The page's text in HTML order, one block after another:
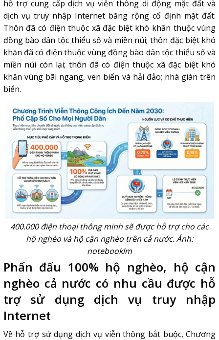
hỗ trợ cung cấp dịch vụ viễn thông di động mặt đất và
dịch vụ truy nhập Internetbăng rộng cố định mặt đất:
Thôn đã có điện thuộc xã đặc biệt khó khăn thuộc vùng
đồng bào dân tộc thiểu số và miền núi; thôn đặc biệt khó
khăn đã có điện thuộc vùng đồng bào dân tộc thiểu số và
miền núi còn lại; thôn đã có điện thuộc xã đặc biệt khó
khăn vùng bãi ngang, ven biển và hải đảo; nhà giàn trên
biển.
400.000 điện thoại thông minh sẽ được hỗ trợ cho các
hộ nghèo và hộ cận nghèo trên cả nước. Ảnh:
notebooklm
Phấn đấu 100% hộ nghèo, hộ cận
nghèo cả nước có nhu cầu được hỗ
trợ sử dụng dịch vụ truy nhập
Internet
Về hỗ trợ sử dụng dịch vụ viễn thông bắt buộc, Chương